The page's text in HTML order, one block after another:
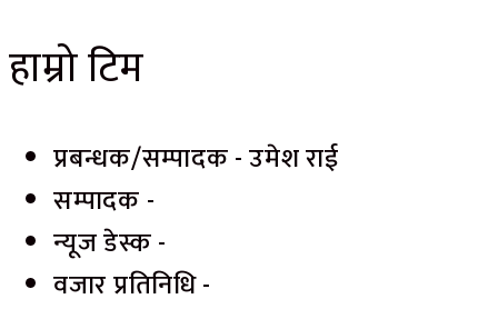
हाम्रो टिम
प्रबन्धक/सम्पादक - उमेश राई
सम्पादक -
न्यूज डेस्क -
वजार प्रतिनिधि -